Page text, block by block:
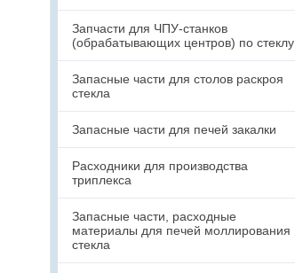
Запчасти для ЧПУ-станков
(обрабатывающих центров) по стеклу
Запасные части для столов раскроя
стекла
Запасные части для печей закалки
Расходники для производства
триплекса
Запасные части, расходные
материалы для печей моллирования
стекла